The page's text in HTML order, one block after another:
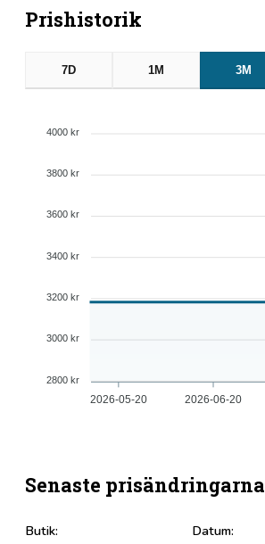
Prishistorik
7D 1M 3M
2026-05-20 2026-06-20
4000 kr
3800 kr
3600 kr
3400 kr
3200 kr
3000 kr
2800 kr
Senaste prisändringarna
Butik: Datum: